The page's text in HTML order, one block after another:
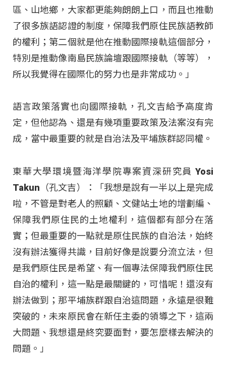
區、山地鄉，大家都更能夠朗朗上口，而且也推動
了很多族語認證的制度，保障我們原住民族語教師
的權利；第二個就是他在推動國際接軌這個部分，
特別是推動像南島民族論壇跟國際接軌（等等），
所以我覺得在國際化的努力也是非常成功。」
語言政策落實也向國際接軌，孔文吉給予高度肯
定，但他認為、還是有幾項重要政策及法案沒有完
成，當中最重要的就是自治法及平埔族群認同權。
東華大學環境暨海洋學院專案資深研究員 Yosi
Takun（孔文吉）：「我想是說有一半以上是完成
啦，不管是對老人的照顧、文健站土地的增劃編、
保障我們原住民的土地權利，這個都有部分在落
實；但最重要的一點就是原住民族的自治法，始終
沒有辦法獲得共識，目前好像是說要分流立法，但
是我們原住民是希望、有一個專法保障我們原住民
自治的權利，這一點是最關鍵的，可惜呢！還沒有
辦法做到；那平埔族群跟自治這問題，永遠是很難
突破的，未來原民會在新任主委的領導之下，這兩
大問題、我想還是終究要面對，要怎麼樣去解決的
問題。」